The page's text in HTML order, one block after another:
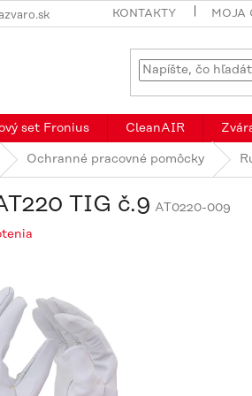
KONTAKTY MOJA
set Fronius CleanAIR
Ochranné pracovné pomôcky
TIG č.9 AT0220-009